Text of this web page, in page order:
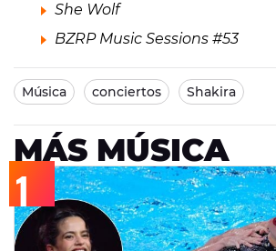
She Wolf
BZRP Music Sessions #53
Música conciertos Shakira
MÁS MÚSICA